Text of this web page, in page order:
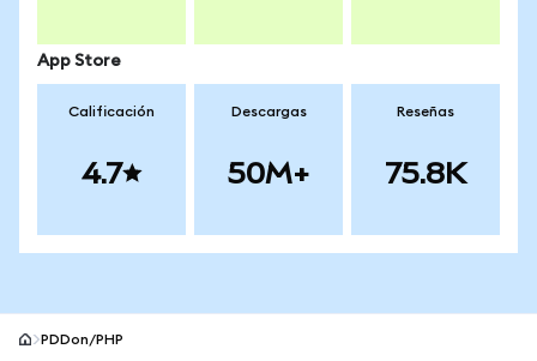
App Store
Calificación
4.7
Descargas
50M+
Reseñas
75.8K
PDDon/PHP